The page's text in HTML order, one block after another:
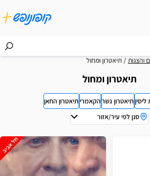
והצגות תיאטרון ומחול
תיאטרון ומחול
ליסיןתיאטרון גשרהקאמריתיאטרון החאן
סנן לפי עיר/אזור